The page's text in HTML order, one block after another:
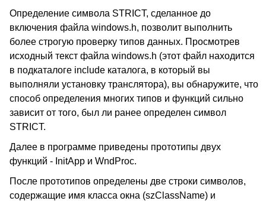
Определение символа STRICT, сделанное до
включения файла windows.h, позволит выполнить
более строгую проверку типов данных. Просмотрев
исходный текст файла windows.h (этот файл находится
в подкаталоге include каталога, в который вы
выполняли установку транслятора), вы обнаружите, что
способ определения многих типов и функций сильно
зависит от того, был ли ранее определен символ
STRICT.
Далее в программе приведены прототипы двух
функций - InitApp и WndProc.
После прототипов определены две строки символов,
содержащие имя класса окна (szClassName) и